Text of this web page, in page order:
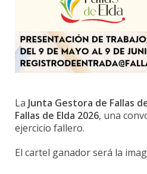
La Junta Gestora de Fallas
Fallas de Elda 2026, una
ejercicio fallero.
El cartel ganador será la